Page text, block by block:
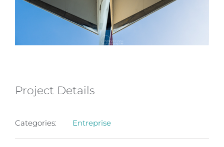
Project Details
Categories: Entreprise